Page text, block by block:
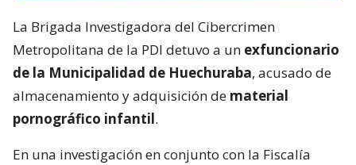
La Brigada Investigadora del Cibercrimen
Metropolitana de la PDI detuvo a un exfuncionario
de la Municipalidad de Huechuraba, acusado de
almacenamiento y adquisición de material
pornográfico infantil.
En una investigación en conjunto con la Fiscalía